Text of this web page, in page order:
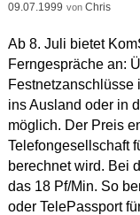
09.07.1999 von Chris
Ab 8. Juli bietet
Ferngespräche an:
Festnetzanschlüsse
ins Ausland oder in
möglich. Der Preis
Telefongesellschaft
berechnet wird. Bei
das 18 Pf/Min. So
oder TelePassport